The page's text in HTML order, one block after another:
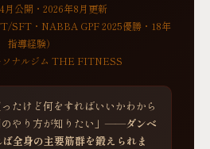
月公開・2026年8月更新
SFT・NABBA GPF 2025優勝・18年
指導経験）
ソナルジム THE FITNESS
ったけど何をすればいいかわから
のやり方が知りたい」——ダンベ
全身の主要筋群を鍛えられま